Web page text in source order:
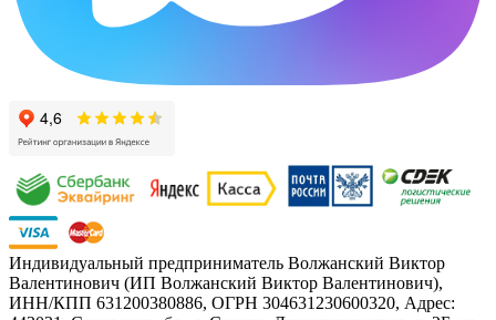
Индивидуальный предприниматель Волжанский Виктор
Валентинович (ИП Волжанский Виктор Валентинович),
ИНН/КПП 631200380886, ОГРН 304631230600320, Адрес: